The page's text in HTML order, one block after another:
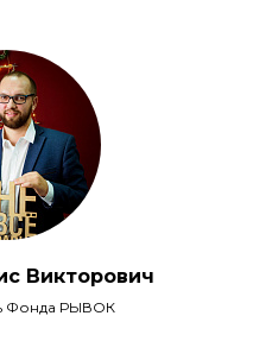
Викторович
Фонда РЫВОК